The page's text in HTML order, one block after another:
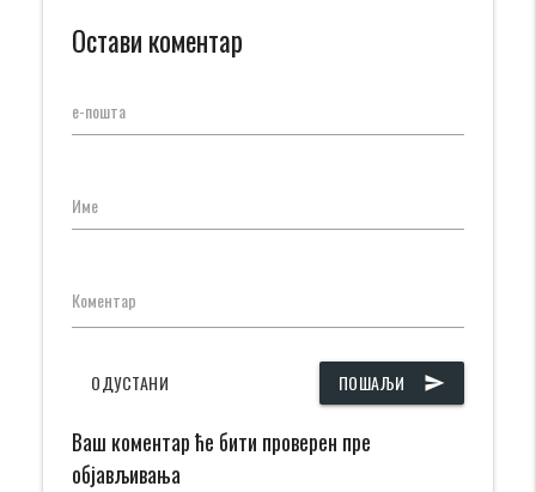
Остави коментар
е-пошта
Име
Коментар
ПОШАЉИ send
ОДУСТАНИ
Ваш коментар ће бити проверен пре
објављивања